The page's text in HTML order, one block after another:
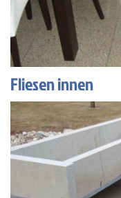
Fliesen innen